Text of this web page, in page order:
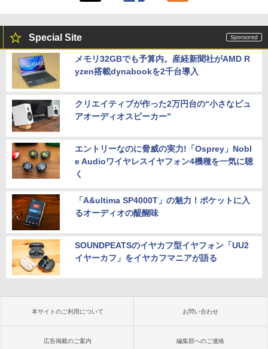
Special Site
メモリ32GBでも予算内。産経新聞社がAMD R
yzen搭載dynabookを2千台導入
クリエイティブが作った2万円台の“小さなピュ
アオーディオスピーカー”
エントリーなのに脅威の実力!「Osprey」Nobl
e Audioワイヤレスイヤフォン4機種を一気に聴
く
「A&ultima SP4000T」の魅力！ポケットに入
るオーディオの醍醐味
SOUNDPEATSのイヤカフ型イヤフォン「UU2
イヤーカフ」をイヤカフマニアが語る
本サイトのご利用について お問い合わせ
広告掲載のご案内 編集部へのご連絡